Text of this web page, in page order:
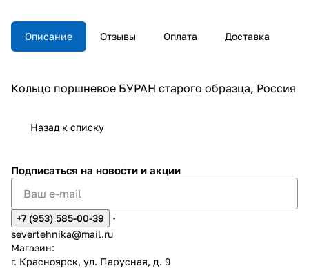
Описание Отзывы Оплата Доставка
Кольцо поршневое БУРАН старого образца, Россия
Назад к списку
Подписаться на новости и акции
+7 (953) 585-00-39
severtehnika@mail.ru
Магазин:
г. Красноярск, ул. Парусная, д. 9